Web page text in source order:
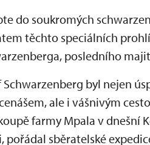
do soukromých
těchto speciálních
posledního
Schwarzenberg byl nejen
ale i vášnivým
farmy Mpala v dnešní
pořádal sběratelské